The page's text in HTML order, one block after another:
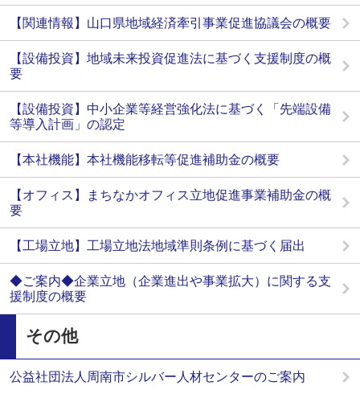
【関連情報】山口県地域経済牽引事業促進協議会の概要
【設備投資】地域未来投資促進法に基づく支援制度の概
要
【設備投資】中小企業等経営強化法に基づく「先端設備
等導入計画」の認定
【本社機能】本社機能移転等促進補助金の概要
【オフィス】まちなかオフィス立地促進事業補助金の概
要
【工場立地】工場立地法地域準則条例に基づく届出
◆ご案内◆企業立地（企業進出や事業拡大）に関する支
援制度の概要
その他
公益社団法人周南市シルバー人材センターのご案内